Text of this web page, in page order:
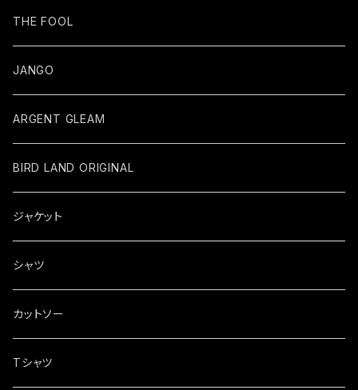
THE FOOL
JANGO
ARGENT GLEAM
BIRD LAND ORIGINAL
ジャケット
シャツ
カットソー
Tシャツ